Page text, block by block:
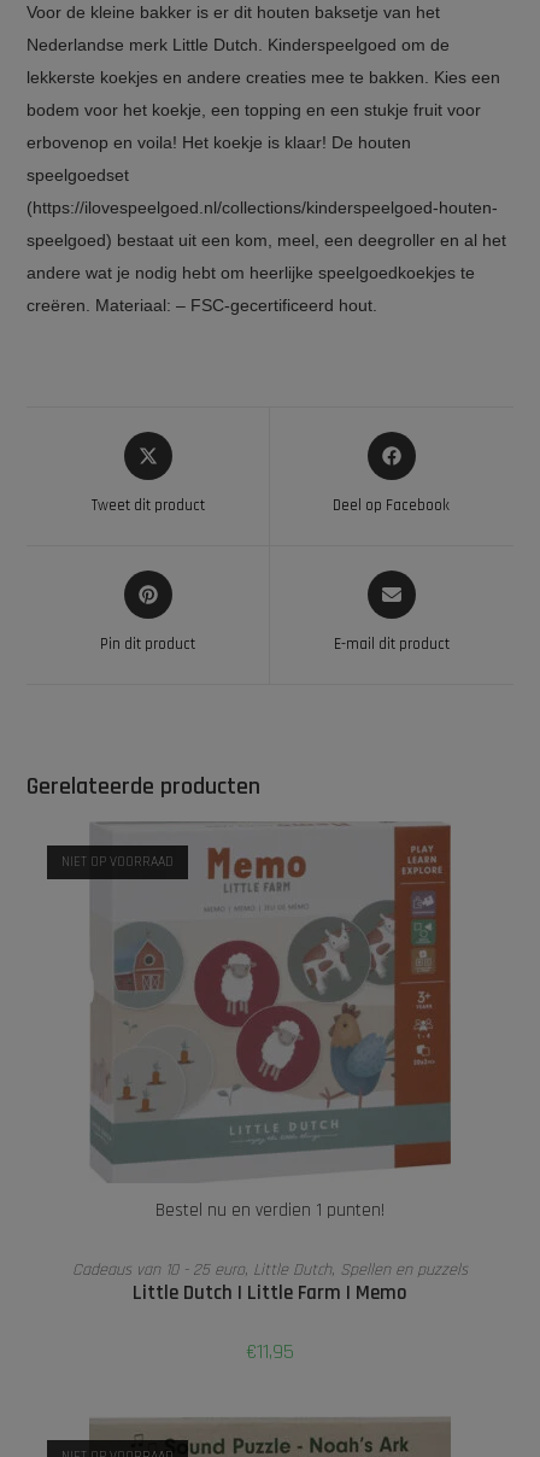
Voor de kleine bakker is er dit houten baksetje van het
Nederlandse merk Little Dutch. Kinderspeelgoed om de
lekkerste koekjes en andere creaties mee te bakken. Kies een
bodem voor het koekje, een topping en een stukje fruit voor
erbovenop en voila! Het koekje is klaar! De houten
speelgoedset
(https://ilovespeelgoed.nl/collections/kinderspeelgoed-houten-
speelgoed) bestaat uit een kom, meel, een deegroller en al het
andere wat je nodig hebt om heerlijke speelgoedkoekjes te
creëren. Materiaal: – FSC-gecertificeerd hout.
Tweet dit product Deel op Facebook
Pin dit product E-mail dit product
Gerelateerde producten
NIET OP VOORRAAD
Bestel nu en verdien 1 punten!
LEES VERDER
Cadeaus van 10 - 25 euro, Little Dutch, Spellen en puzzels
Little Dutch I Little Farm I Memo
€11,95